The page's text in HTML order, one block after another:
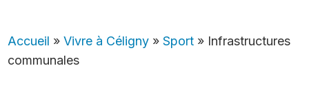
Accueil »Vivre à Céligny »Sport » Infrastructures
communales